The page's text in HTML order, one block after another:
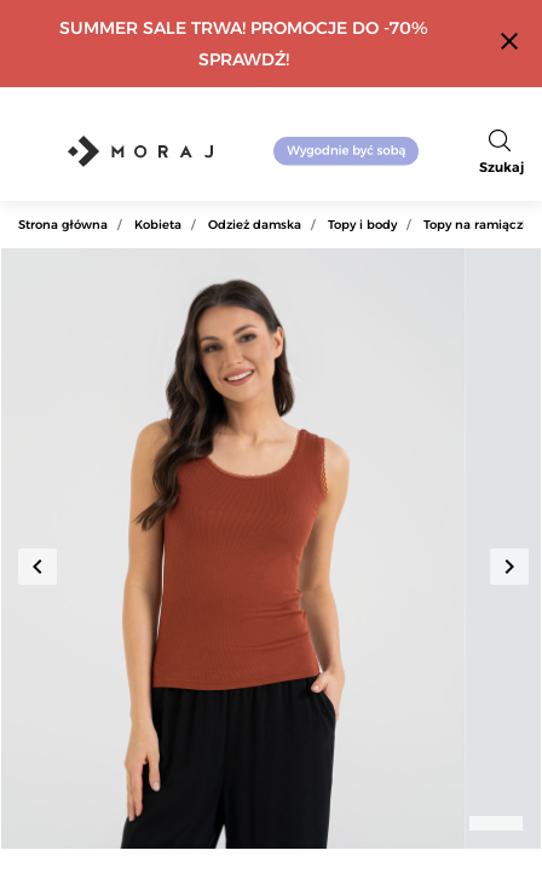
SUMMER SALE TRWA! PROMOCJE DO -70%
SPRAWDŹ!
close
Szukaj
Strona główna Kobieta Odzież damska Topy i body Topy na
Poprzedni
keyboard_arrow_left keyboard_arrow_right